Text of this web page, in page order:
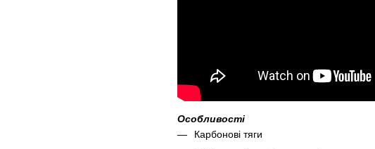
Особливості
Карбонові тяги